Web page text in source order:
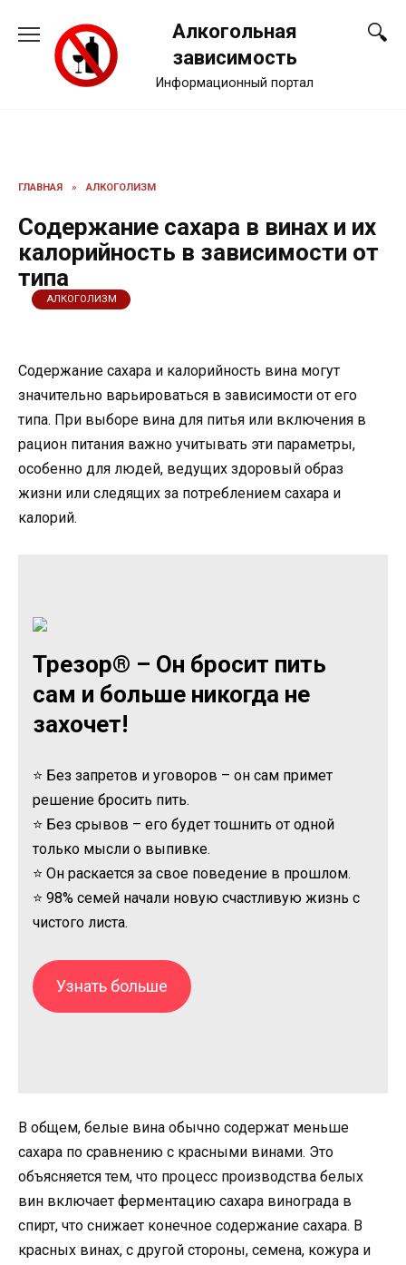
содержанию
Алкогольная
зависимость
Информационный портал
ГЛАВНАЯ » АЛКОГОЛИЗМ
Содержание сахара в винах и их
калорийность в зависимости от
типа
АЛКОГОЛИЗМ
Содержание сахара и калорийность вина могут
значительно варьироваться в зависимости от его
типа. При выборе вина для питья или включения в
рацион питания важно учитывать эти параметры,
особенно для людей, ведущих здоровый образ
жизни или следящих за потреблением сахара и
калорий.
Трезор® – Он бросит пить
сам и больше никогда не
захочет!
⭐ Без запретов и уговоров – он сам примет
решение бросить пить.
⭐ Без срывов – его будет тошнить от одной
только мысли о выпивке.
⭐ Он раскается за свое поведение в прошлом.
⭐ 98% семей начали новую счастливую жизнь с
чистого листа.
Узнать больше
В общем, белые вина обычно содержат меньше
сахара по сравнению с красными винами. Это
объясняется тем, что процесс производства белых
вин включает ферментацию сахара винограда в
спирт, что снижает конечное содержание сахара. В
красных винах, с другой стороны, семена, кожура и